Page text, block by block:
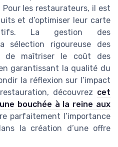
les restaurateurs, il est
et d’optimiser leur carte
La gestion des
sélection rigoureuse des
de maîtriser le coût des
garantissant la qualité du
la réflexion sur l’impact
découvrez cet
bouchée à la reine aux
parfaitement l’importance
la création d’une offre